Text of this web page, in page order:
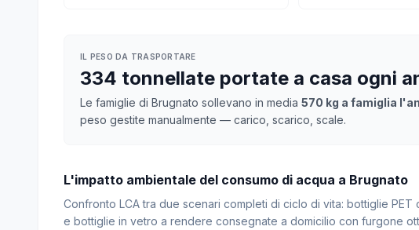
IL PESO DA TRASPORTARE
334 tonnellate portate a casa ogni
Le famiglie di Brugnato sollevano in media 570 kg a famiglia
peso gestite manualmente — carico, scarico, scale.
L'impatto ambientale del consumo di acqua a Brugnato
Confronto LCA tra due scenari completi di ciclo di vita: bottiglie
e bottiglie in vetro a rendere consegnate a domicilio con furgone